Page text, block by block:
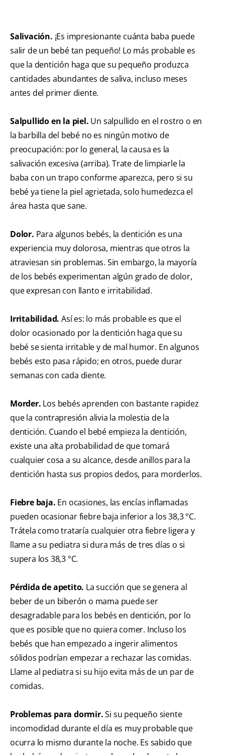
Salivación. ¡Es impresionante cuánta baba puede
salir de un bebé tan pequeño! Lo más probable es
que la dentición haga que su pequeño produzca
cantidades abundantes de saliva, incluso meses
antes del primer diente.
Salpullido en la piel. Un salpullido en el rostro o en
la barbilla del bebé no es ningún motivo de
preocupación: por lo general, la causa es la
salivación excesiva (arriba). Trate de limpiarle la
baba con un trapo conforme aparezca, pero si su
bebé ya tiene la piel agrietada, solo humedezca el
área hasta que sane.
Dolor. Para algunos bebés, la dentición es una
experiencia muy dolorosa, mientras que otros la
atraviesan sin problemas. Sin embargo, la mayoría
de los bebés experimentan algún grado de dolor,
que expresan con llanto e irritabilidad.
Irritabilidad. Así es: lo más probable es que el
dolor ocasionado por la dentición haga que su
bebé se sienta irritable y de mal humor. En algunos
bebés esto pasa rápido; en otros, puede durar
semanas con cada diente.
Morder. Los bebés aprenden con bastante rapidez
que la contrapresión alivia la molestia de la
dentición. Cuando el bebé empieza la dentición,
existe una alta probabilidad de que tomará
cualquier cosa a su alcance, desde anillos para la
dentición hasta sus propios dedos, para morderlos.
Fiebre baja. En ocasiones, las encías inflamadas
pueden ocasionar fiebre baja inferior a los 38,3 °C.
Trátela como trataría cualquier otra fiebre ligera y
llame a su pediatra si dura más de tres días o si
supera los 38,3 °C.
Pérdida de apetito. La succión que se genera al
beber de un biberón o mama puede ser
desagradable para los bebés en dentición, por lo
que es posible que no quiera comer. Incluso los
bebés que han empezado a ingerir alimentos
sólidos podrían empezar a rechazar las comidas.
Llame al pediatra si su hijo evita más de un par de
comidas.
Problemas para dormir.Si su pequeño siente
incomodidad durante el día es muy probable que
ocurra lo mismo durante la noche. Es sabido que